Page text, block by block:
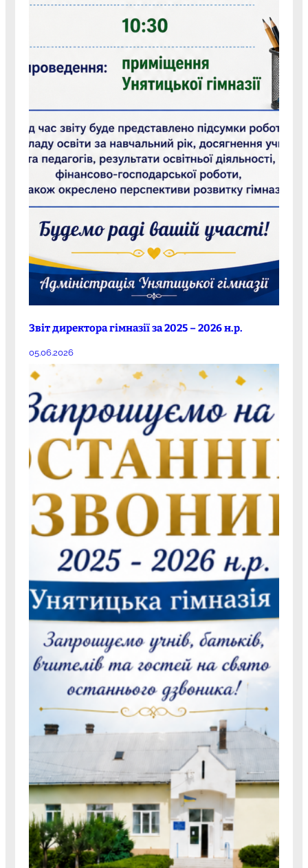
Звіт директора гімназії за 2025 – 2026 н.р.
05.06.2026